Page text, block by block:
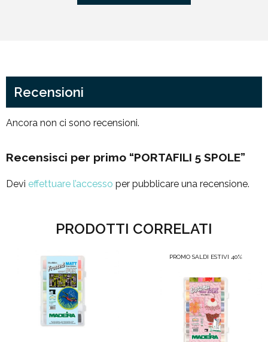
Recensioni
Ancora non ci sono recensioni.
Recensisci per primo “PORTAFILI 5 SPOLE”
Devi effettuare l’accesso per pubblicare una recensione.
PRODOTTI CORRELATI
PROMO SALDI ESTIVI 40%